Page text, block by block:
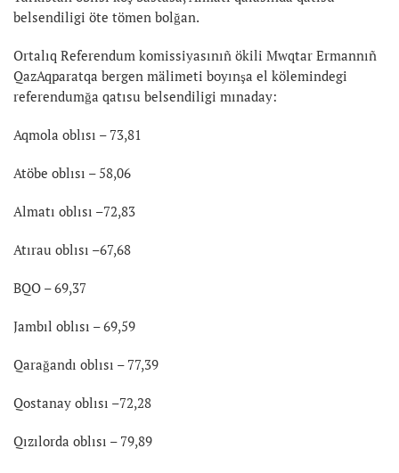
belsendiligi öte tömen bolğan.
Ortalıq Referendum komissiyasınıñ ökili Mwqtar Ermannıñ
QazAqparatqa bergen mälimeti boyınşa el kölemindegi
referendumğa qatısu belsendiligi mınaday:
Aqmola oblısı – 73,81
Atöbe oblısı – 58,06
Almatı oblısı –72,83
Atırau oblısı –67,68
BQO – 69,37
Jambıl oblısı – 69,59
Qarağandı oblısı – 77,39
Qostanay oblısı –72,28
Qızılorda oblısı – 79,89